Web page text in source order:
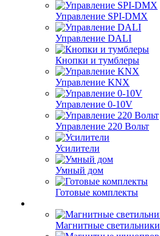
Управление SPI-DMX
Управление DALI
Кнопки и тумблеры
Управление KNX
Управление 0-10V
Управление 220 Вольт
Усилители
Умный дом
Готовые комплекты
Магнитные светильники